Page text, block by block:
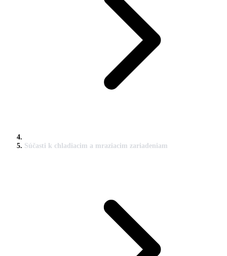
Súčasti k chladiacim a mraziacim zariadeniam